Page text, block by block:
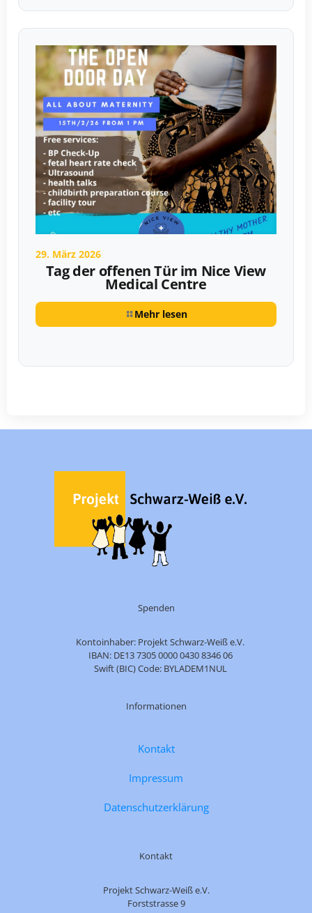
29. März 2026
Tag der offenen Tür im Nice View
Medical Centre
Mehr lesen
Spenden
Kontoinhaber: Projekt Schwarz-Weiß e.V.
IBAN: DE13 7305 0000 0430 8346 06
Swift (BIC) Code: BYLADEM1NUL
Informationen
Kontakt
Impressum
Datenschutzerklärung
Kontakt
Projekt Schwarz-Weiß e.V.
Forststrasse 9